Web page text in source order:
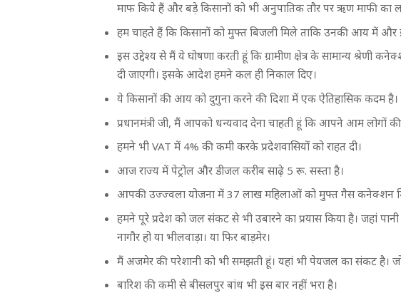
माफ किये हैं और बड़े किसानों को भी अनुपातिक तौर पर ऋण माफी का
हम चाहते हैं कि किसानों को मुफ्त बिजली मिले ताकि उनकी आय में और
इस उद्देश्य से मैं ये घोषणा करती हूं कि ग्रामीण क्षेत्र के सामान्य श्रेणी
दी जाएगी। इसके आदेश हमने कल ही निकाल दिए।
ये किसानों की आय को दुगुना करने की दिशा में एक ऐतिहासिक कदम है।
प्रधानमंत्री जी, मैं आपको धन्यवाद देना चाहती हूं कि आपने आम लोगों
हमने भी VAT में 4% की कमी करके प्रदेशवासियों को राहत दी।
आज राज्य में पेट्रोल और डीजल करीब साढे़ 5 रू. सस्ता है।
आपकी उज्ज्वला योजना में 37 लाख महिलाओं को मुफ्त गैस कनेक्शन
हमने पूरे प्रदेश को जल संकट से भी उबारने का प्रयास किया है। जहां
नागौर हो या भीलवाड़ा। या फिर बाड़मेर।
मैं अजमेर की परेशानी को भी समझती हूंं। यहां भी पेयजल का संकट है।
बारिश की कमी से बीसलपुर बांध भी इस बार नहीं भरा है।